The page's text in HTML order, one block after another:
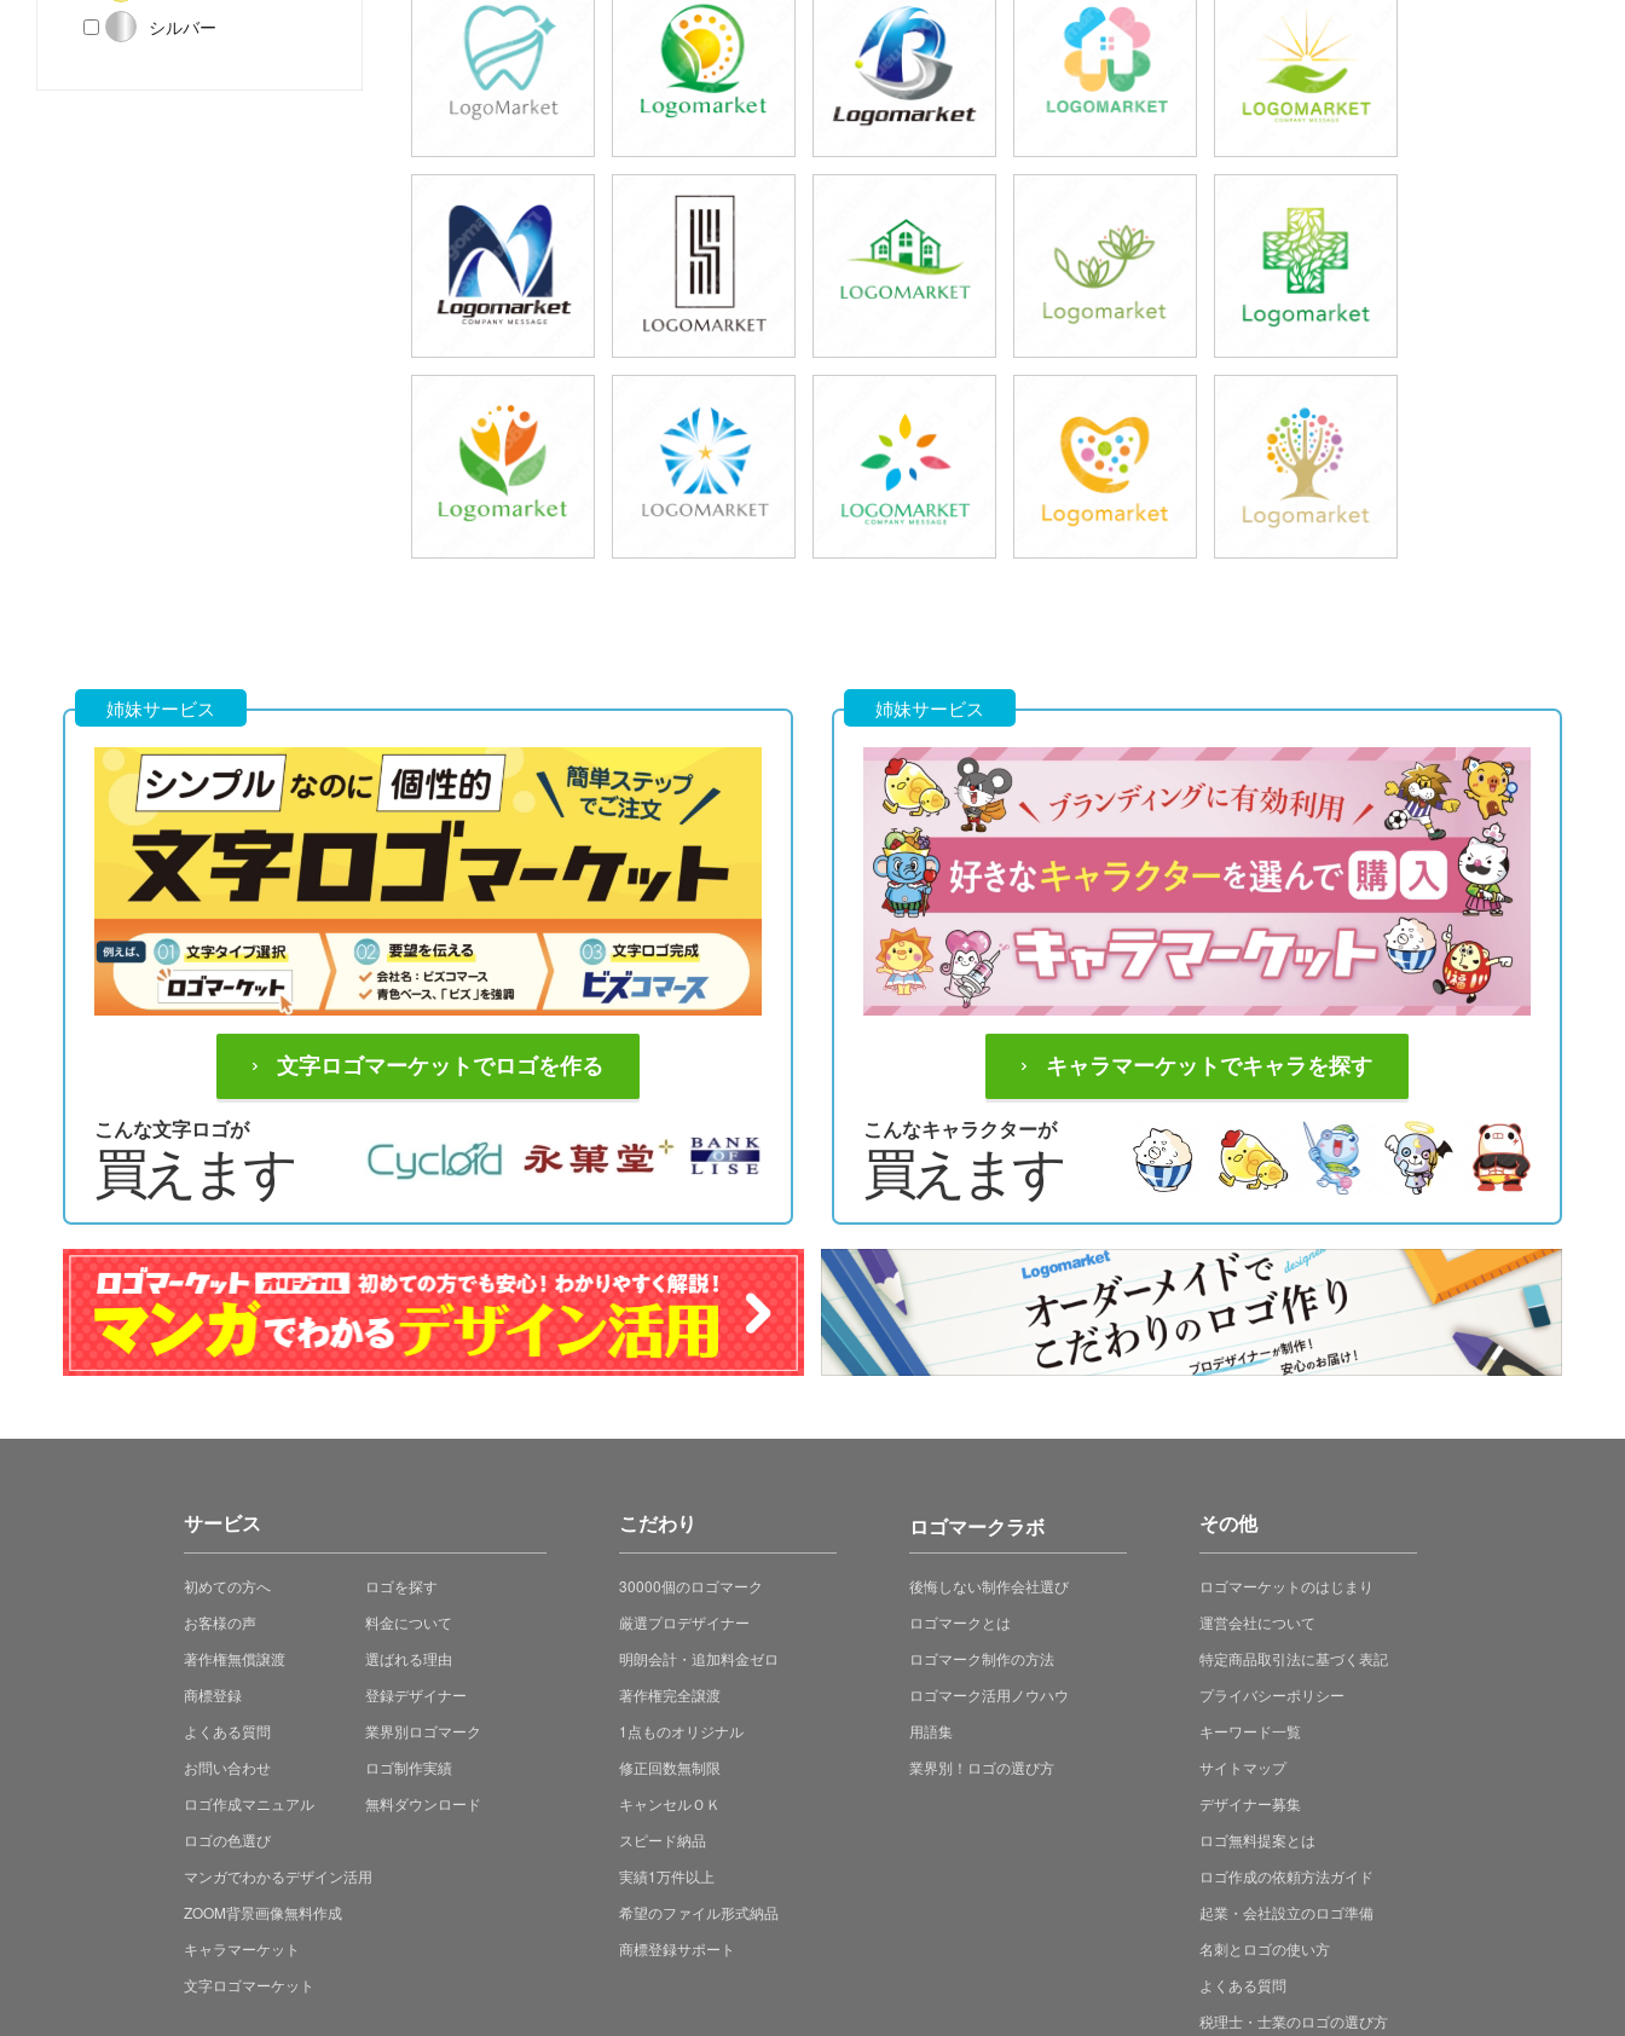
シルバー
39,800円
(税込43,780円)
39,800円
(税込43,780円)
39,800円
(税込43,780円)
39,800円
(税込43,780円)
39,800円
(税込43,780円)
39,800円
(税込43,780円)
39,800円
(税込43,780円)
39,800円
(税込43,780円)
39,800円
(税込43,780円)
39,800円
(税込43,780円)
39,800円
(税込43,780円)
39,800円
(税込43,780円)
39,800円
(税込43,780円)
39,800円
(税込43,780円)
39,800円
(税込43,780円)
姉妹サービス
文字ロゴマーケットでロゴを作る
こんな文字ロゴが
買えます
姉妹サービス
キャラマーケットでキャラを探す
こんなキャラクターが
買えます
サービス
初めての方へ
ロゴを探す
お客様の声
料金について
著作権無償譲渡
選ばれる理由
商標登録
登録デザイナー
よくある質問
業界別ロゴマーク
お問い合わせ
ロゴ制作実績
ロゴ作成マニュアル
無料ダウンロード
ロゴの色選び
マンガでわかるデザイン活用
ZOOM背景画像無料作成
キャラマーケット
文字ロゴマーケット
こだわり
30000個のロゴマーク
厳選プロデザイナー
明朗会計・追加料金ゼロ
著作権完全譲渡
1点ものオリジナル
修正回数無制限
キャンセルＯＫ
スピード納品
実績1万件以上
希望のファイル形式納品
商標登録サポート
ロゴマークラボ
後悔しない制作会社選び
ロゴマークとは
ロゴマーク制作の方法
ロゴマーク活用ノウハウ
用語集
業界別！ロゴの選び方
その他
ロゴマーケットのはじまり
運営会社について
特定商品取引法に基づく表記
プライバシーポリシー
キーワード一覧
サイトマップ
デザイナー募集
ロゴ無料提案とは
ロゴ作成の依頼方法ガイド
起業・会社設立のロゴ準備
名刺とロゴの使い方
よくある質問
税理士・士業のロゴの選び方